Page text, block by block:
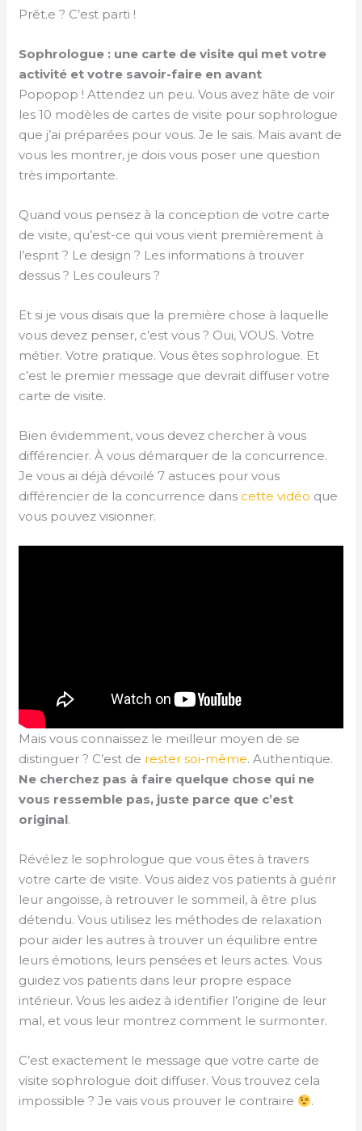
Prêt.e ? C’est parti !
Sophrologue : une carte de visite qui met votre
activité et votre savoir-faire en avant
Popopop ! Attendez un peu. Vous avez hâte de voir
les 10 modèles de cartes de visite pour sophrologue
que j’ai préparées pour vous. Je le sais. Mais avant de
vous les montrer, je dois vous poser une question
très importante.
Quand vous pensez à la conception de votre carte
de visite, qu’est-ce qui vous vient premièrement à
l’esprit ? Le design ? Les informations à trouver
dessus ? Les couleurs ?
Et si je vous disais que la première chose à laquelle
vous devez penser, c’est vous ? Oui, VOUS. Votre
métier. Votre pratique. Vous êtes sophrologue. Et
c’est le premier message que devrait diffuser votre
carte de visite.
Bien évidemment, vous devez chercher à vous
différencier. À vous démarquer de la concurrence.
Je vous ai déjà dévoilé 7 astuces pour vous
différencier de la concurrence dans cette vidéo que
vous pouvez visionner.
Mais vous connaissez le meilleur moyen de se
distinguer ? C’est de rester soi-même. Authentique.
Ne cherchez pas à faire quelque chose qui ne
vous ressemble pas, juste parce que c’est
original.
Révélez le sophrologue que vous êtes à travers
votre carte de visite. Vous aidez vos patients à guérir
leur angoisse, à retrouver le sommeil, à être plus
détendu. Vous utilisez les méthodes de relaxation
pour aider les autres à trouver un équilibre entre
leurs émotions, leurs pensées et leurs actes. Vous
guidez vos patients dans leur propre espace
intérieur. Vous les aidez à identifier l’origine de leur
mal, et vous leur montrez comment le surmonter.
C’est exactement le message que votre carte de
visite sophrologue doit diffuser. Vous trouvez cela
impossible ? Je vais vous prouver le contraire
.